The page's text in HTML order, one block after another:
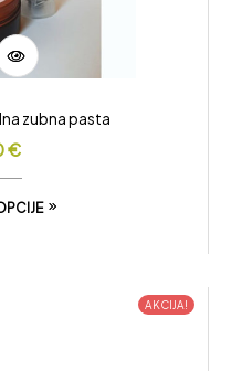
zubna pasta
€
AKCIJA!